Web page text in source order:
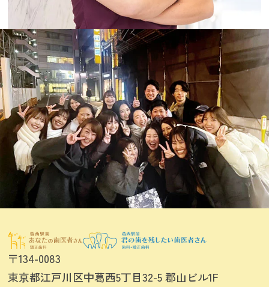
〒134-0083
東京都江戸川区中葛西5丁目32-5 郡山ビル1F